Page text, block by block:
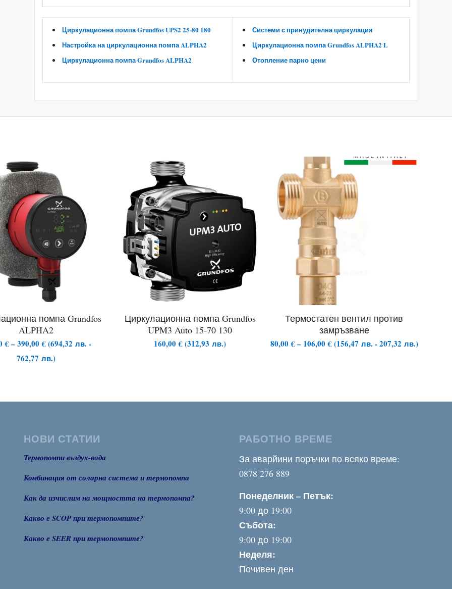
Циркулационна помпа Grundfos UPS2 25-80 180
Настройка на циркулационна помпа ALPHA2
Циркулационна помпа Grundfos ALPHA2
Системи с принудителна циркулация
Циркулационна помпа Grundfos ALPHA2 L
Отопление парно цени
помпа Grundfos
ALPHA2
€–390,00€Price
range:
355,00 €
(694,32лв. -
762,77 лв.)
Циркулационна помпа Grundfos
UPM3 Auto 15-70 130
160,00€(312,93лв.)
Термостатен вентил против
замръзване
80,00€– 106,00€Price
(156,47 лв. -207,32 лв.)
НОВИ СТАТИИ
Термопомпи въздух-вода
Комбинация от соларна система и термопомпа
Как да изчислим на мощността на термопомпа?
Какво е SCOP при термопомпите?
Какво е SEER при термопомпите?
РАБОТНО ВРЕМЕ
За аварйини поръчки по всяко време:
0878 276 889
Понеделник – Петък:
9:00 до 19:00
Събота:
9:00 до 19:00
Неделя:
Почивен ден